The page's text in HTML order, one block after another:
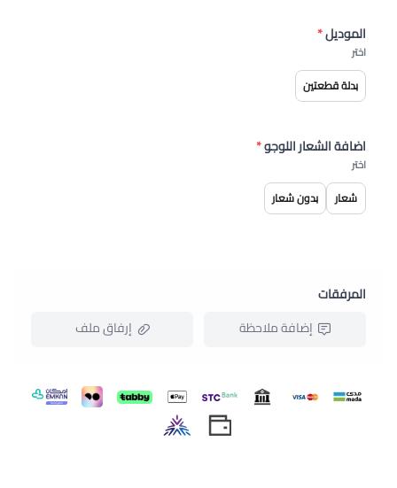
الموديل*
اختر
بدلة قطعتين
اضافة الشعار اللوجو*
اختر
شعار بدون شعار
المرفقات
إضافة ملاحظة
إرفاق ملف
اسحب و افلت الملف هنا
استعراض